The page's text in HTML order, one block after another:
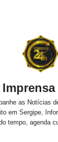
Imprensa
as Notícias
em Sergipe,
tempo, agenda